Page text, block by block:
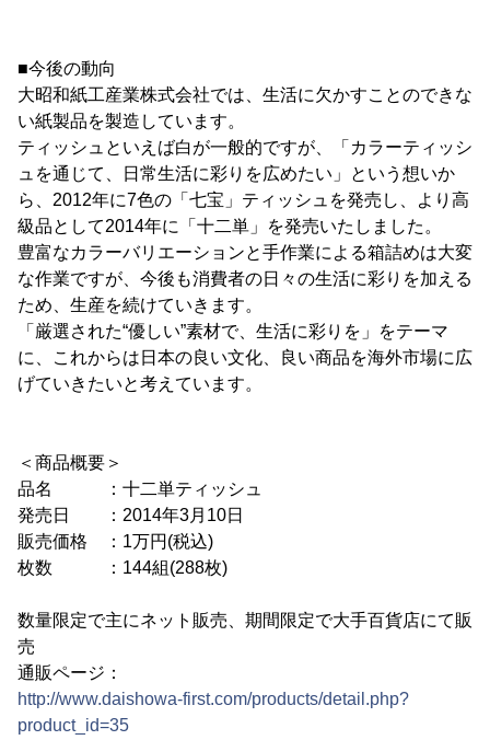
■今後の動向
大昭和紙工産業株式会社では、生活に欠かすことのできな
い紙製品を製造しています。
ティッシュといえば白が一般的ですが、「カラーティッシ
ュを通じて、日常生活に彩りを広めたい」という想いか
ら、2012年に7色の「七宝」ティッシュを発売し、より高
級品として2014年に「十二単」を発売いたしました。
豊富なカラーバリエーションと手作業による箱詰めは大変
な作業ですが、今後も消費者の日々の生活に彩りを加える
ため、生産を続けていきます。
「厳選された“優しい”素材で、生活に彩りを」をテーマ
に、これからは日本の良い文化、良い商品を海外市場に広
げていきたいと考えています。
＜商品概要＞
品名 ：十二単ティッシュ
発売日 ：2014年3月10日
販売価格 ：1万円(税込)
枚数 ：144組(288枚)
数量限定で主にネット販売、期間限定で大手百貨店にて販
売
通販ページ：
http://www.daishowa-first.com/products/detail.php?
product_id=35